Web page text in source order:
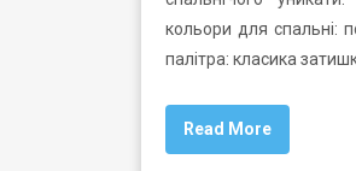
кольори для спальні:
палітра: класика
Read More